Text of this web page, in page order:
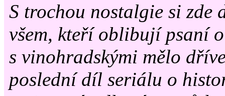
S trochou nostalgie si zde
všem, kteří oblibují psaní
s vinohradskými mělo
poslední díl seriálu o